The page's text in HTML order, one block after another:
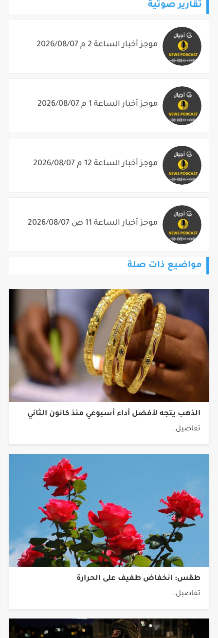
تقارير صوتية
موجز أخبار الساعة 2 م 2026/08/07
موجز أخبار الساعة 1 م 2026/08/07
موجز أخبار الساعة 12 م 2026/08/07
موجز أخبار الساعة 11 ص 2026/08/07
مواضيع ذات صلة
الذهب يتجه لأفضل أداء أسبوعي منذ كانون الثاني
تفاصيل..
طقس: انخفاض طفيف على الحرارة
تفاصيل..